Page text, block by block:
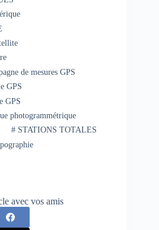
de mesures GPS
GPS
GPS
photogrammétrique
#STATIONS TOTALES
avec vos amis